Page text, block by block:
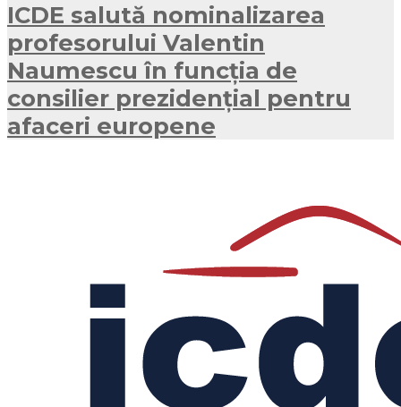
ICDE salută nominalizarea
profesorului Valentin
Naumescu în funcția de
consilier prezidențial pentru
afaceri europene